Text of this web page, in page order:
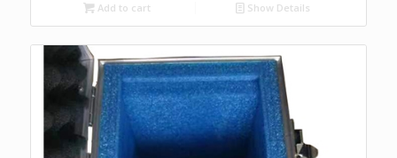
Add to cart Show Details